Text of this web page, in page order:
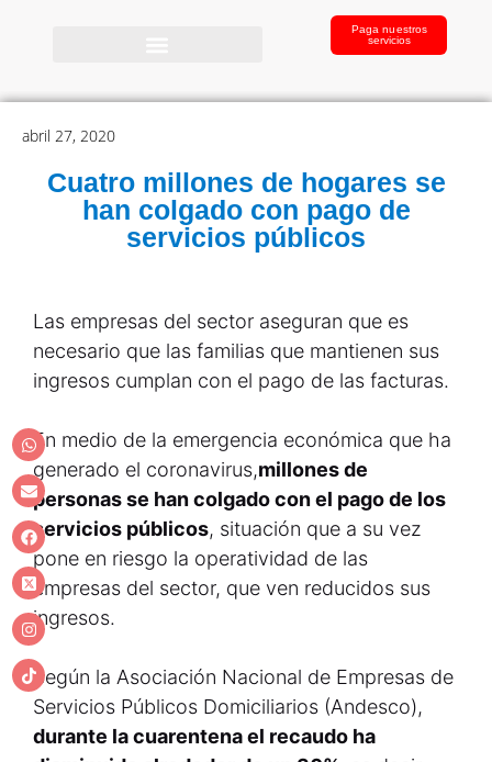
Paga nuestros
servicios
abril 27, 2020
Cuatro millones de hogares se
han colgado con pago de
servicios públicos
Las empresas del sector aseguran que es
necesario que las familias que mantienen sus
ingresos cumplan con el pago de las facturas.
En medio de la emergencia económica que ha
generado el coronavirus,millones de
personas se han colgado con el pago de los
servicios públicos, situación que a su vez
pone en riesgo la operatividad de las
empresas del sector, que ven reducidos sus
ingresos.
Según la Asociación Nacional de Empresas de
Servicios Públicos Domiciliarios (Andesco),
durante la cuarentena el recaudo ha